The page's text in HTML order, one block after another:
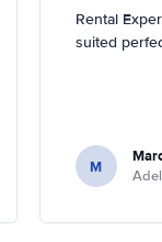
Rental
suited
M